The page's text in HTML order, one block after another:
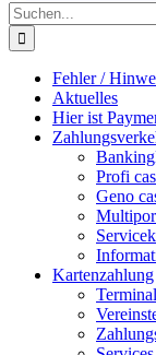
Suche
nach:
Fehler /
Aktuelles
Hier ist
Profi
Geno
Kartenzahlung